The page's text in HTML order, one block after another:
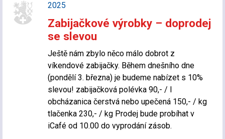
2025
Zabijačkové výrobky – doprodej
se slevou
Ještě nám zbylo něco málo dobrot z
víkendové zabijačky. Během dnešního dne
(pondělí 3. března) je budeme nabízet s 10%
slevou! zabijačková polévka 90,- / l
obcházanica čerstvá nebo upečená 150,- / kg
tlačenka 230,- / kg Prodej bude probíhat v
iCafé od 10.00 do vyprodání zásob.